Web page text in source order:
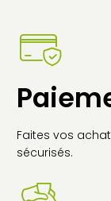
Faites vos
sécurisés.